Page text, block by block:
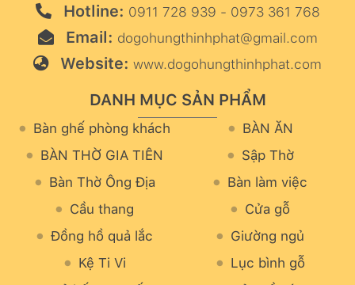
Hotline: 0911 728 939 - 0973 361 768
Email: dogohungthinhphat@gmail.com
Website: www.dogohungthinhphat.com
DANH MỤC SẢN PHẨM
Bàn ghế phòng khách
BÀN ĂN
BÀN THỜ GIA TIÊN
Sập Thờ
Bàn Thờ Ông Địa
Bàn làm việc
Cầu thang
Cửa gỗ
Đồng hồ quả lắc
Giường ngủ
Kệ Ti Vi
Lục bình gỗ